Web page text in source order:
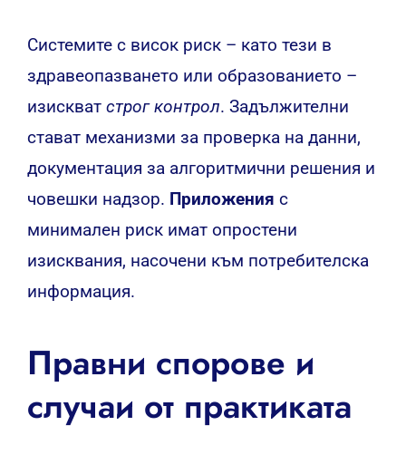
Системите с висок риск – като тези в
здравеопазването или образованието –
изискват строг контрол. Задължителни
стават механизми за проверка на данни,
документация за алгоритмични решения и
човешки надзор. Приложения с
минимален риск имат опростени
изисквания, насочени към потребителска
информация.
Правни спорове и
случаи от практиката